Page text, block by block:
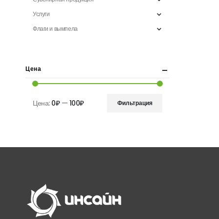
Услуги
Флаги и вымпела
Цена
Минимальная
Максимальная
Фильтрация
Цена: 0₽— 100₽